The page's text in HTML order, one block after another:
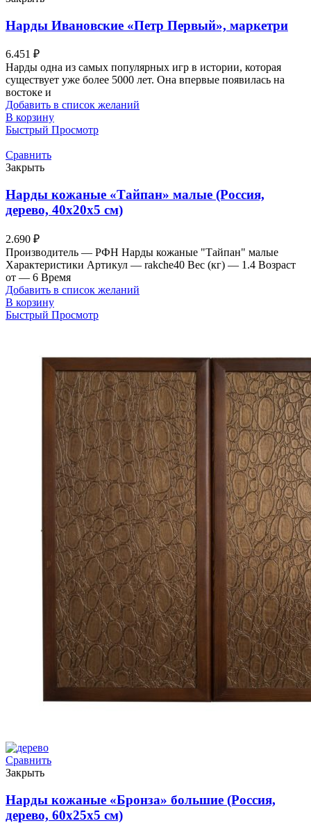
Нарды Ивановские «Петр Первый», маркетри
6.451 ₽
Нарды одна из самых популярных игр в истории, которая
существует уже более 5000 лет. Она впервые появилась на
востоке и
Добавить в список желаний
В корзину
Быстрый Просмотр
Сравнить
Закрыть
Нарды кожаные «Тайпан» малые (Россия,
дерево, 40х20х5 см)
2.690 ₽
Производитель — РФН Нарды кожаные "Тайпан" малые
Характеристики Артикул — rakche40 Вес (кг) — 1.4 Возраст
от — 6 Время
Добавить в список желаний
В корзину
Быстрый Просмотр
Сравнить
Закрыть
Нарды кожаные «Бронза» большие (Россия,
дерево, 60х25х5 см)